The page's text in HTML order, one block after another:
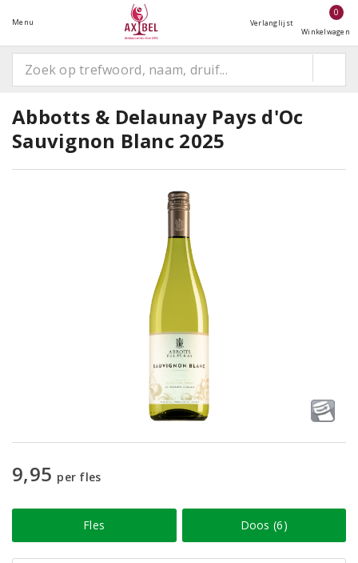
Menu Verlanglijst
0
Winkelwagen
Abbotts & Delaunay Pays d'Oc
Sauvignon Blanc 2025
9,95 per fles
Fles Doos (6)